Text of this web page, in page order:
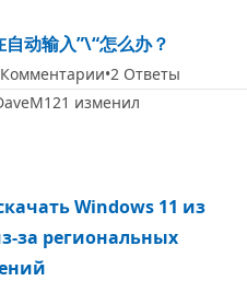
动输入”\“怎么办？
Комментарии 2 Ответы
изменил
Windows 11 из
за региональных